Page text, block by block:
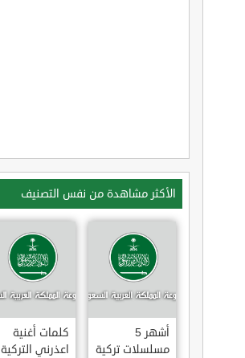
الأكثر مشاهدة من نفس التصنيف
أشهر 5
مسلسلات تركية
كلمات أغنية
اعذرني التركية